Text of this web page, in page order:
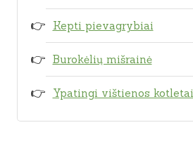
Kepti pievagrybiai
Burokėlių mišrainė
Ypatingi vištienos kotletai